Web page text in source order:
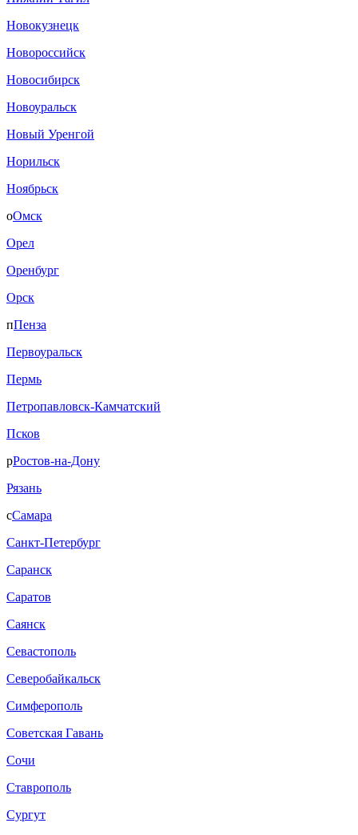
Новокузнецк
Новороссийск
Новосибирск
Новоуральск
Новый Уренгой
Норильск
Ноябрьск
оОмск
Орел
Оренбург
Орск
пПенза
Первоуральск
Пермь
Петропавловск-Камчатский
Псков
рРостов-на-Дону
Рязань
сСамара
Санкт-Петербург
Саранск
Саратов
Саянск
Севастополь
Северобайкальск
Симферополь
Советская Гавань
Сочи
Ставрополь
Сургут